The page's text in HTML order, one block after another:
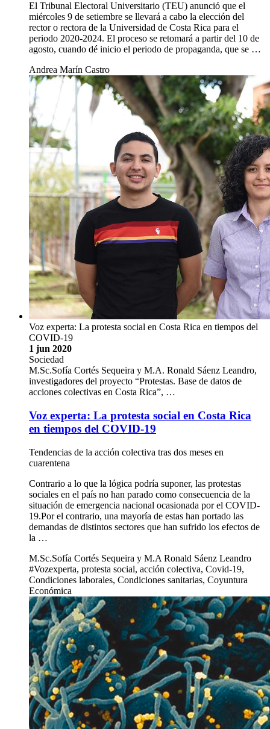
El Tribunal Electoral Universitario (TEU) anunció que el
miércoles 9 de setiembre se llevará a cabo la elección del
rector o rectora de la Universidad de Costa Rica para el
periodo 2020-2024. El proceso se retomará a partir del 10 de
agosto, cuando dé inicio el periodo de propaganda, que se …
Andrea Marín Castro
Voz experta: La protesta social en Costa Rica en tiempos del
COVID-19
1 jun 2020
Sociedad
M.Sc.Sofía Cortés Sequeira y M.A. Ronald Sáenz Leandro,
investigadores del proyecto “Protestas. Base de datos de
acciones colectivas en Costa Rica”, …
Voz experta: La protesta social en Costa Rica
en tiempos del COVID-19
Tendencias de la acción colectiva tras dos meses en
cuarentena
Contrario a lo que la lógica podría suponer, las protestas
sociales en el país no han parado como consecuencia de la
situación de emergencia nacional ocasionada por el COVID-
19.Por el contrario, una mayoría de estas han portado las
demandas de distintos sectores que han sufrido los efectos de
la …
M.Sc.Sofía Cortés Sequeira y M.A Ronald Sáenz Leandro
#Vozexperta, protesta social, acción colectiva, Covid-19,
Condiciones laborales, Condiciones sanitarias, Coyuntura
Económica